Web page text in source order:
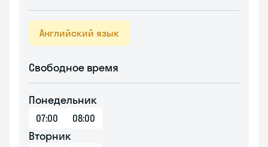
Английский язык
Свободное время
Понедельник
07:00 08:00
Вторник